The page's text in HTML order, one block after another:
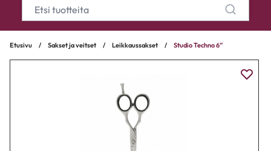
Etusivu / Sakset ja veitset / Leikkaussakset / Studio Techno 6”